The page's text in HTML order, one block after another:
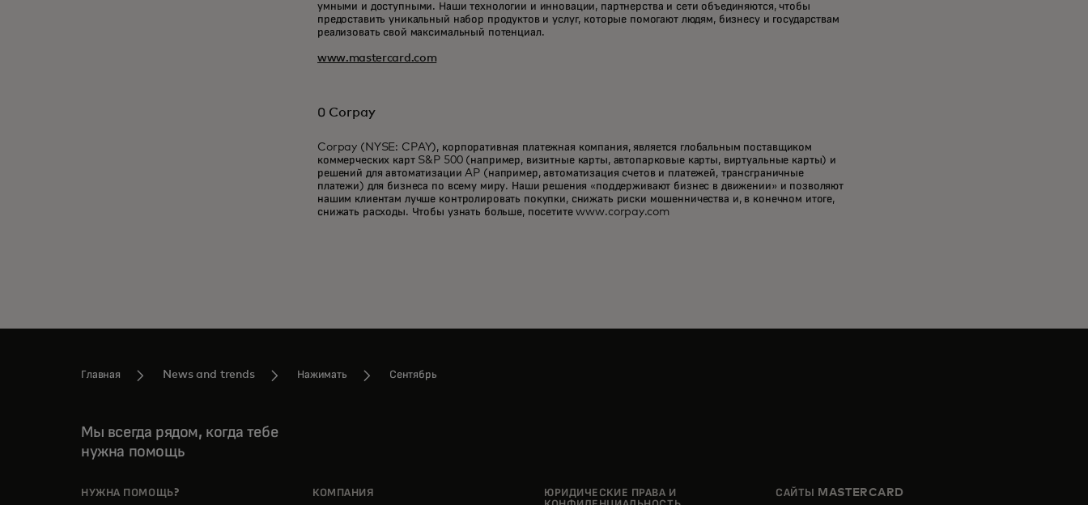
умными и доступными. Наши технологии и инновации, партнерства и сети объединяются, чтобы
предоставить уникальный набор продуктов и услуг, которые помогают людям, бизнесу и государствам
реализовать свой максимальный потенциал.
www.mastercard.com
О Corpay
Corpay (NYSE: CPAY), корпоративная платежная компания, является глобальным поставщиком
коммерческих карт S&P 500 (например, визитные карты, автопарковые карты, виртуальные карты) и
решений для автоматизации AP (например, автоматизация счетов и платежей, трансграничные
платежи) для бизнеса по всему миру. Наши решения «поддерживают бизнес в движении» и позволяют
нашим клиентам лучше контролировать покупки, снижать риски мошенничества и, в конечном итоге,
снижать расходы. Чтобы узнать больше, посетите www.corpay.com
Главная News and trends Нажимать Сентябрь
Мы всегда рядом, когда тебе
нужна помощь
НУЖНА ПОМОЩЬ? КОМПАНИЯ
ЮРИДИЧЕСКИЕ ПРАВА И
САЙТЫ MASTERCARD